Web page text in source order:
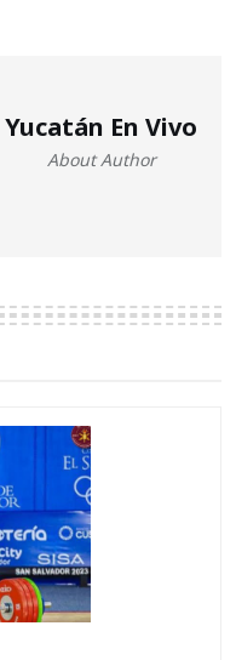
Yucatán En Vivo
About Author